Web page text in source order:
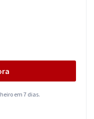
em 7 dias.